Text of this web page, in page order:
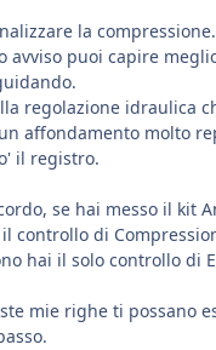
la
avviso puoi capire
regolazione idraulica
affondamento molto
il registro.
se hai messo il kit
controllo di
hai il solo controllo di
mie righe ti possano